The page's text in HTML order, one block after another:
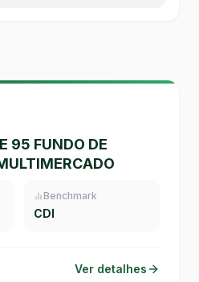
95 FUNDO DE
Benchmark
CDI
Ver detalhes